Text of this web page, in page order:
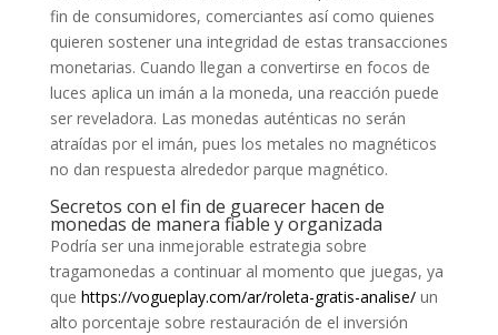
fin de consumidores, comerciantes así­ como quienes
quieren sostener una integridad de estas transacciones
monetarias. Cuando llegan a convertirse en focos de
luces aplica un imán a la moneda, una reacción puede
ser reveladora. Las monedas auténticas no serán
atraídas por el imán, pues los metales no magnéticos
no dan respuesta alrededor parque magnético.
Secretos con el fin de guarecer hacen de
monedas de manera fiable y organizada
Podría ser una inmejorable estrategia sobre
tragamonedas a continuar al momento que juegas, ya
que https://vogueplay.com/ar/roleta-gratis-analise/un
alto porcentaje sobre restauración de el inversión